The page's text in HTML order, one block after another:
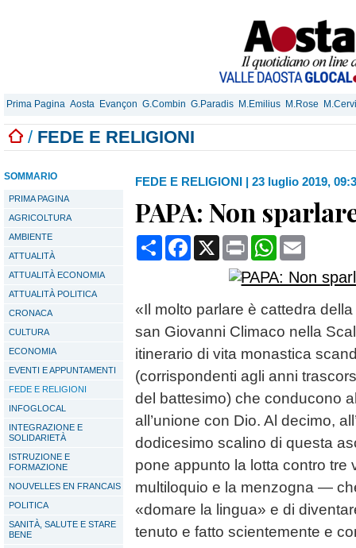
Prima Pagina Aosta Evançon G.Combin G.Paradis M.Emilius M.Rose
/ FEDE E RELIGIONI
SOMMARIO
PRIMA PAGINA
AGRICOLTURA
AMBIENTE
ATTUALITÀ
ATTUALITÀ ECONOMIA
ATTUALITÀ POLITICA
CRONACA
CULTURA
ECONOMIA
EVENTI E APPUNTAMENTI
FEDE E RELIGIONI
INFOGLOCAL
INTEGRAZIONE E
SOLIDARIETÀ
ISTRUZIONE E
FORMAZIONE
NOUVELLES EN FRANCAIS
POLITICA
SANITÀ, SALUTE E STARE
BENE
FEDE E RELIGIONI | 23 luglio 2019,
PAPA: Non
CondividiFacebook
X Print WhatsApp
«Il molto parlare è cattedra
san Giovanni Climaco nella
itinerario di vita monastica
(corrispondenti agli anni
del battesimo) che conducono
all’unione con Dio. Al decimo,
dodicesimo scalino di questa
pone appunto la lotta contro
multiloquio e la menzogna —
«domare la lingua» e di
tenuto e fatto scientemente e